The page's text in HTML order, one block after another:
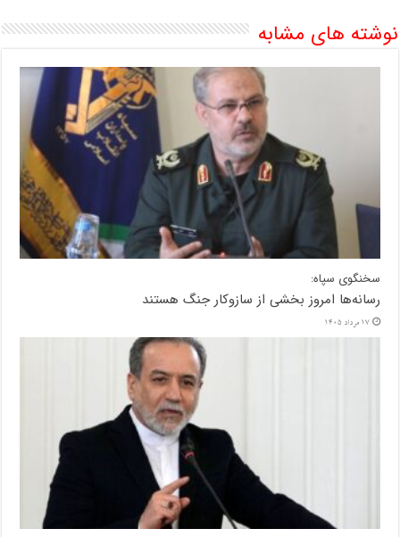
نوشته های مشابه
سخنگوی سپاه:
رسانه‌ها امروز بخشی از سازوکار جنگ هستند
17 مرداد 1405